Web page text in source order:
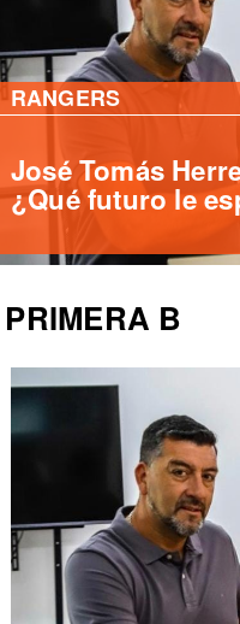
PRIMERA B
Deportes Santa
delantero
Islame Pinto
PRIMERA B